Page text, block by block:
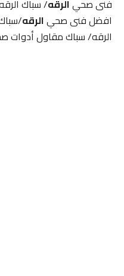
فنى صحيالرقه
افضل فنى صحيالرقه/سباك
الرقه/ سباك مقاول أدوات